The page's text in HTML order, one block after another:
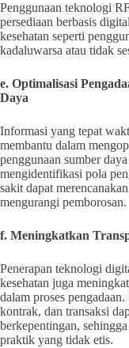
Penggunaan teknologi
persediaan berbasis
kesehatan seperti
kadaluwarsa atau tidak
e. Optimalisasi
Daya
Informasi yang tepat
membantu dalam
penggunaan sumber
mengidentifikasi pola
sakit dapat
mengurangi pemborosan.
f. Meningkatkan
Penerapan teknologi
kesehatan juga
dalam proses
kontrak, dan transaksi
berkepentingan,
praktik yang tidak etis.